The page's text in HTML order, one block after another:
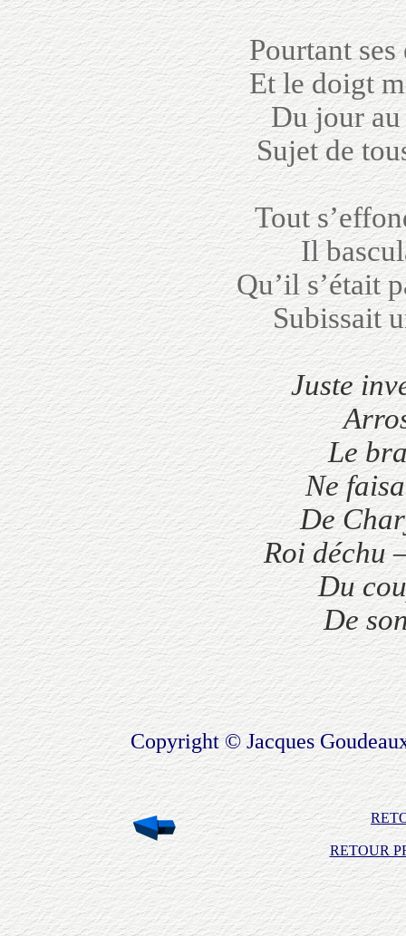
Pourtant
Et le doigt
Du jour
Sujet de
Tout
Il
Qu’il s’était
Subissait
Juste
Le
Ne
De
Roi déchu
Du
De
Copyright © Jacques
RETOUR